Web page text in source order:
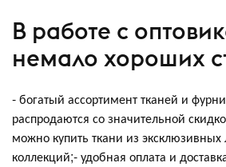
В работе с
немало хороших
- богатый ассортимент тканей и
распродаются со значительной
можно купить ткани из
коллекций;- удобная оплата и